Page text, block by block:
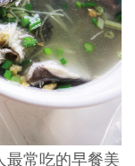
最常吃的早餐美